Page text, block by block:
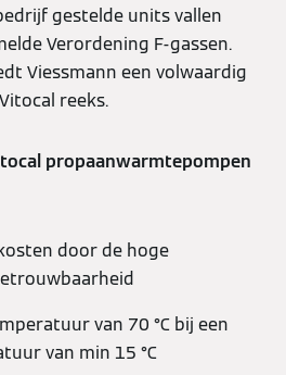
gestelde units vallen
Verordening F-gassen.
Viessmann een volwaardig
reeks.
propaanwarmtepompen
door de hoge
van 70 °C bij een
van min 15 °C